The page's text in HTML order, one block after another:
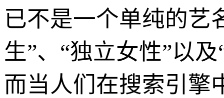
已不是一个单纯的艺
生”、“独立女性”以
而当人们在搜索引擎